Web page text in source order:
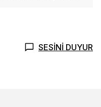
SESİNİ DUYUR